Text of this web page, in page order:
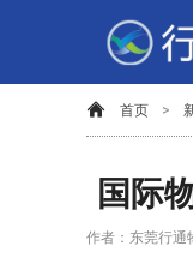
首页 >
国际
作者：东莞行